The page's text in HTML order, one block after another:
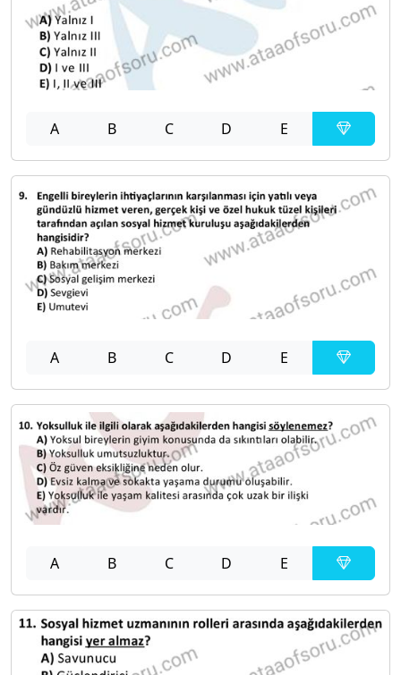
A B C D E
A B C D E
A B C D E